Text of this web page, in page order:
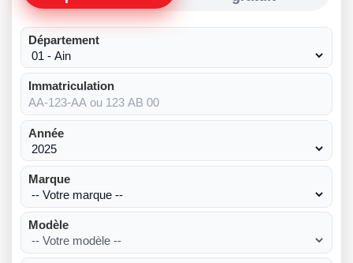
Département
Immatriculation
Année
Marque
Modèle